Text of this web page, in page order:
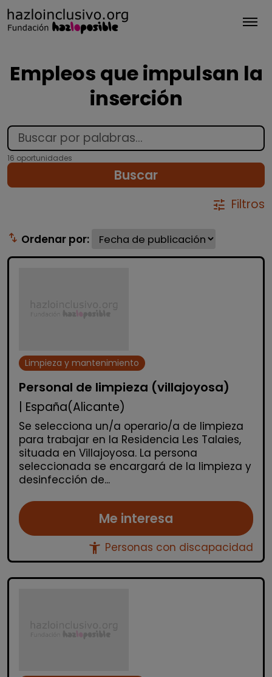
Empleos que impulsan la
inserción
16 oportunidades
Buscar
tune Filtros
swap_vert Ordenar por:
Limpieza y mantenimiento
Personal de limpieza (villajoyosa)
| España(Alicante)
Se selecciona un/a operario/a de limpieza
para trabajar en la Residencia Les Talaies,
situada en Villajoyosa. La persona
seleccionada se encargará de la limpieza y
desinfección de...
Me interesa
accessibility_new Personas con discapacidad